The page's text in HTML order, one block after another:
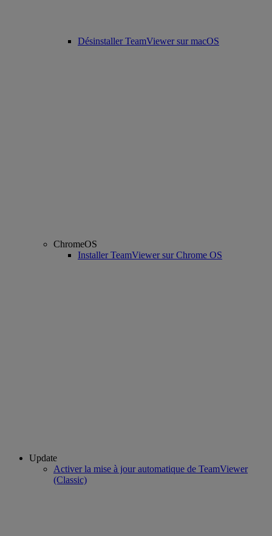
Désinstaller TeamViewer sur macOS
ChromeOS
Installer TeamViewer sur Chrome OS
Update
Activer la mise à jour automatique de TeamViewer
(Classic)